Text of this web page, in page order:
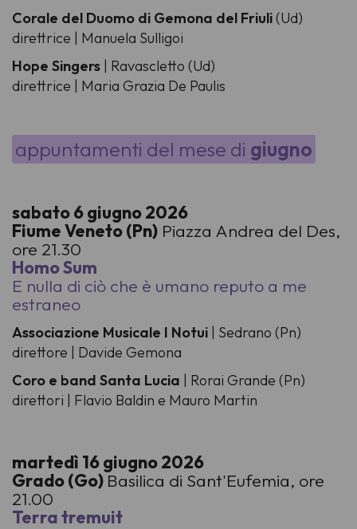
Corale del Duomo di Gemona del Friuli(Ud)
direttrice | Manuela Sulligoi
Hope Singers | Ravascletto (Ud)
direttrice | Maria Grazia De Paulis
appuntamenti del mese di giugno
sabato 6 giugno 2026
Fiume Veneto (Pn) Piazza Andrea del Des,
ore 21.30
Homo Sum
E nulla di ciò che è umano reputo a me
estraneo
Associazione Musicale I Notui | Sedrano (Pn)
direttore | Davide Gemona
Coro e band Santa Lucia | Rorai Grande (Pn)
direttori | Flavio Baldin e Mauro Martin
martedì 16 giugno 2026
Grado (Go)Basilica di Sant'Eufemia, ore
21.00
Terra tremuit